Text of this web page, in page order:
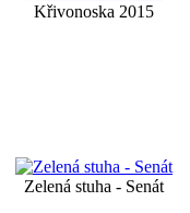
Křivonoska 2015
Zelená stuha - Senát